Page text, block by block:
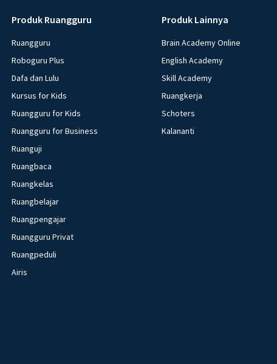
Produk Ruangguru
Ruangguru
Roboguru Plus
Dafa dan Lulu
Kursus for Kids
Ruangguru for Kids
Ruangguru for Business
Ruanguji
Ruangbaca
Ruangkelas
Ruangbelajar
Ruangpengajar
Ruangguru Privat
Ruangpeduli
Airis
Produk Lainnya
Brain Academy Online
English Academy
Skill Academy
Ruangkerja
Schoters
Kalananti